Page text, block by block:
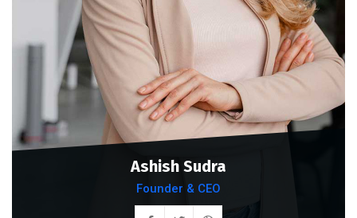
Ashish Sudra
Founder & CEO